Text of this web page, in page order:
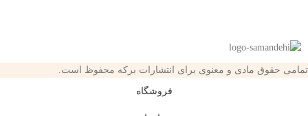
تمامی حقوق مادی و معنوی برای انتشارات برکه محفوظ است.
فروشگاه